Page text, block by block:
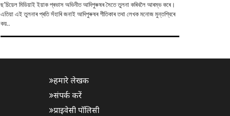
ছ’চিয়েল মিডিয়াই ইয়াক প্ৰভাস অভিনীত আদিপুৰুষৰ সৈতে তুলনা কৰিবলৈ আৰম্ভ কৰে।
এতিয়া এই তুলনাৰ প্ৰতি সঁহাৰি জনাই আদিপুৰুষৰ গীতিকাৰ তথা লেখক মনোজ মুন্তশ্বিৰে
কয়..
हमारे लेखक
संपर्क करें
प्राइवेसी पॉलिसी